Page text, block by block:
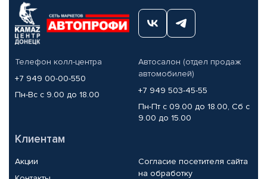
Телефон колл-центра
+7 949 00-00-550
Пн-Вс с 9.00 до 18.00
Автосалон (отдел продаж
автомобилей)
+7 949 503-45-55
Пн-Пт с 09.00 до 18.00, Сб с
9.00 до 15.00
Клиентам
Акции
Согласие посетителя сайта
на обработку